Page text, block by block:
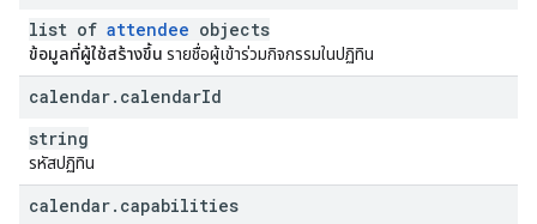
list of attendee objects
ข้อมูลที่ผู้ใช้สร้างขึ้น รายชื่อผู้เข้าร่วมกิจกรรมในปฏิทิน
calendar. calendarId
string
รหัสปฏิทิน
calendar. capabilities